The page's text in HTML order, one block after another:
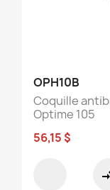
OPH10B
Coquille
Optime 105
56,15 $